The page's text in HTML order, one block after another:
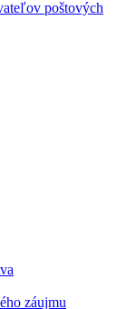
poštových
záujmu